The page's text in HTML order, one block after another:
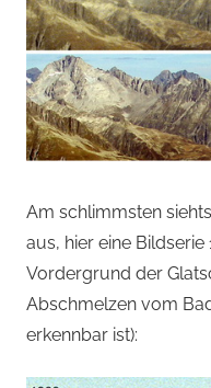
Am schlimmsten
aus, hier eine Bildserie
Vordergrund der
Abschmelzen vom
erkennbar ist):